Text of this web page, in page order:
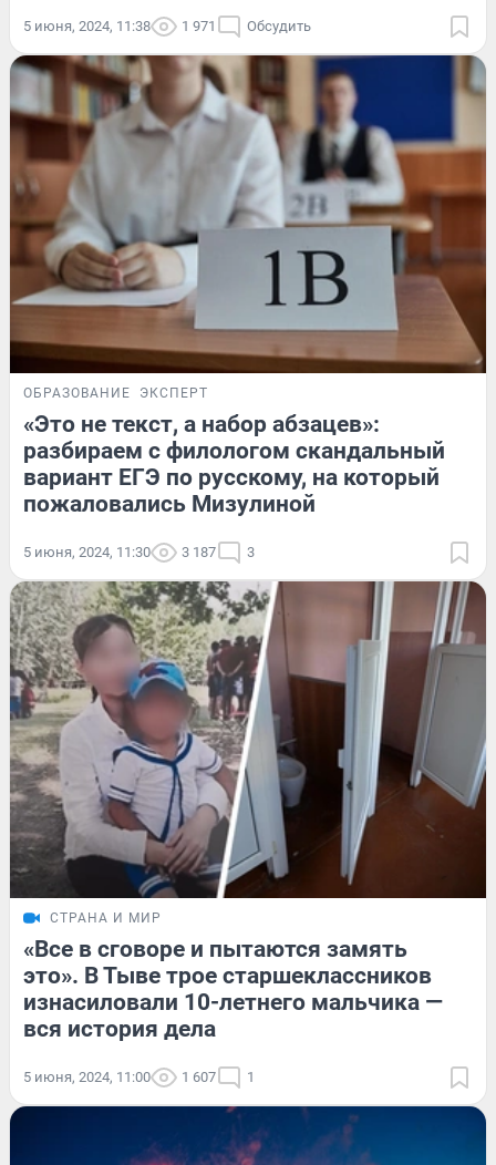
5 июня, 2024, 11:38 1 971 Обсудить
ОБРАЗОВАНИЕ ЭКСПЕРТ
«Это не текст, а набор абзацев»:
разбираем с филологом скандальный
вариант ЕГЭ по русскому, на который
пожаловались Мизулиной
5 июня, 2024, 11:30 3 187 3
СТРАНА И МИР
«Все в сговоре и пытаются замять
это». В Тыве трое старшеклассников
изнасиловали 10-летнего мальчика —
вся история дела
5 июня, 2024, 11:00 1 607 1